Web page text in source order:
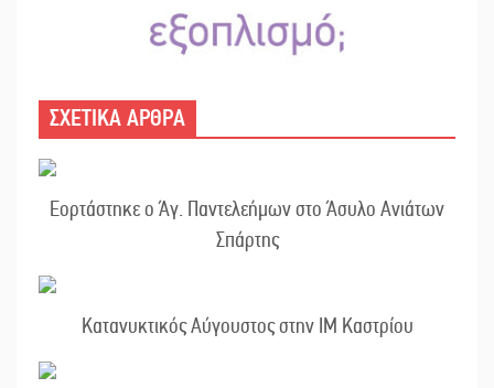
ΣΧΕΤΙΚΑ ΑΡΘΡΑ
Εορτάστηκε ο Άγ. Παντελεήμων στο Άσυλο Ανιάτων
Σπάρτης
Κατανυκτικός Αύγουστος στην ΙΜ Καστρίου